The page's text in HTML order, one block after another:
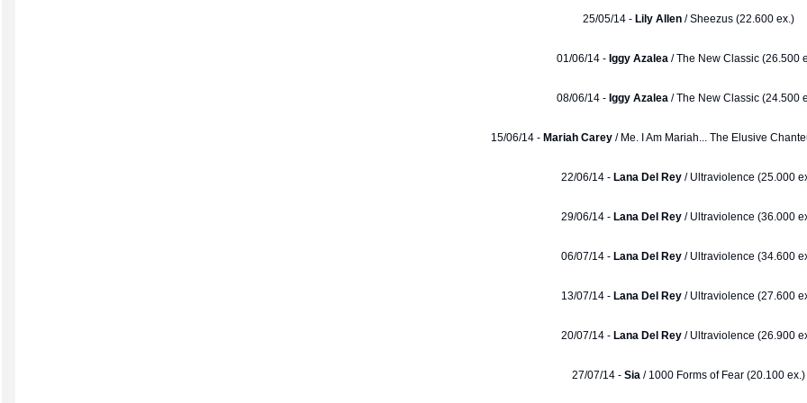
25/05/14 - Lily Allen/ Sheezus (22.600 ex.)
01/06/14 - Iggy Azalea / The New Classic (26.500
08/06/14 - Iggy Azalea / The New Classic (24.500
15/06/14 - Mariah Carey / Me. I Am Mariah... The Elusive
22/06/14 - Lana Del Rey/ Ultraviolence (25.000
29/06/14 - Lana Del Rey / Ultraviolence (36.000
06/07/14 - Lana Del Rey/ Ultraviolence (34.600
13/07/14 -Lana Del Rey / Ultraviolence (27.600
20/07/14 -Lana Del Rey/ Ultraviolence (26.900
27/07/14 - Sia / 1000 Forms of Fear (20.100 ex.)